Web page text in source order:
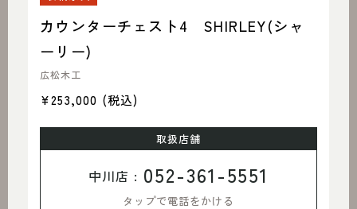
カウンターチェスト4 SHIRLEY(シャ
ーリー)
広松木工
¥253,000 (税込)
取扱店舗
中川店 : 052-361-5551
タップで電話をかける